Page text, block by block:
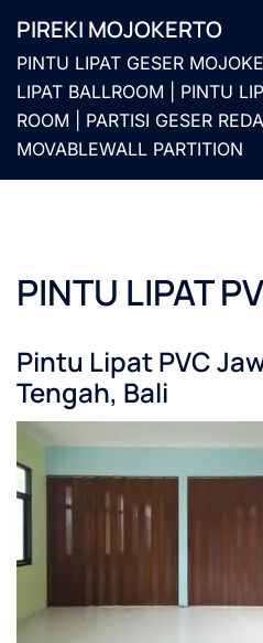
kePIREKI MOJOKERTO
PINTU LIPAT GESER
LIPAT BALLROOM | PINTU
ROOM | PARTISI GESER
MOVABLEWALL PARTITION
PINTU LIPAT
Pintu Lipat PVC
Tengah, Bali